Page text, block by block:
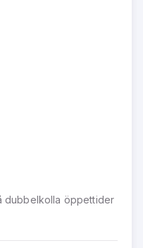
dubbelkolla öppettider